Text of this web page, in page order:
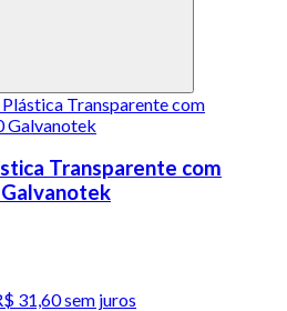
Transparente com
31,60 sem juros